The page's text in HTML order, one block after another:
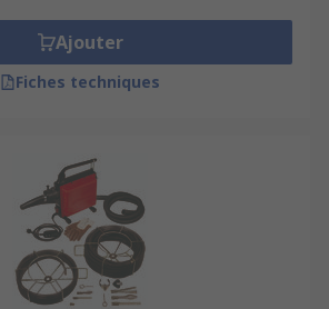
Ajouter
Fiches techniques